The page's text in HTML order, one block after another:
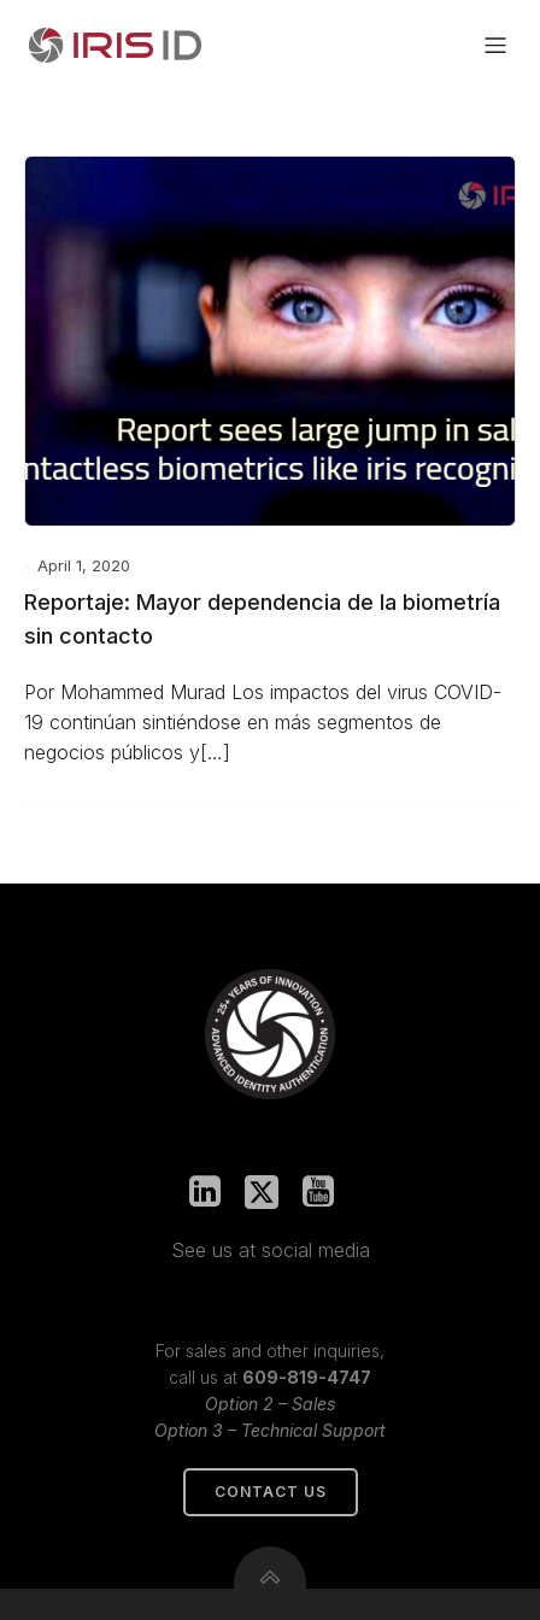
April 1, 2020
Reportaje: Mayor dependencia de la biometría
sin contacto
Por Mohammed Murad Los impactos del virus COVID-
19 continúan sintiéndose en más segmentos de
negocios públicos y[…]
See us at social media
For sales and other inquiries,
call us at 609-819-4747
Option 2 – Sales
Option 3 – Technical Support
CONTACT US